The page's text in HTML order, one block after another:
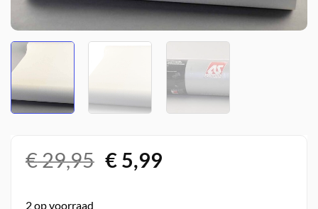
€29,95 Oorspronkelijke
prijs
€5,99Huidige
2 op voorraad